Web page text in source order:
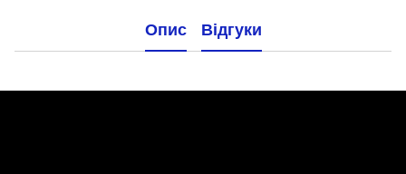
Опис Відгуки